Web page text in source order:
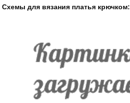
Схемы для вязания платья крючком: